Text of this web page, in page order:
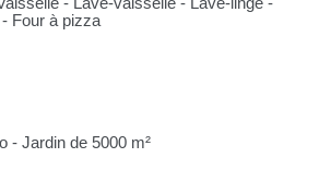
Four à pizza
- Jardin de 5000 m²